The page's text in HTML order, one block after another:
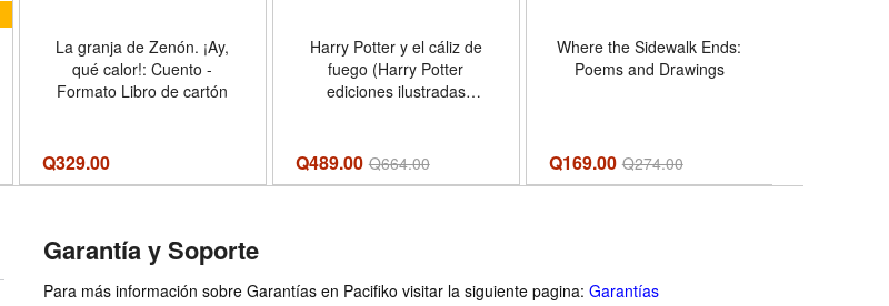
La granja de Zenón. ¡Ay,
qué calor!: Cuento -
Formato Libro de cartón
Q329.00
Harry Potter y el cáliz de
fuego (Harry Potter
ediciones ilustradas
(Spanish Edition) - Formato
Hardcover
Q489.00 Q664.00
Where the Sidewalk Ends:
Poems and Drawings
Q169.00 Q274.00
Garantía y Soporte
Para más información sobre Garantías en Pacifiko visitar la siguiente pagina: Garantías